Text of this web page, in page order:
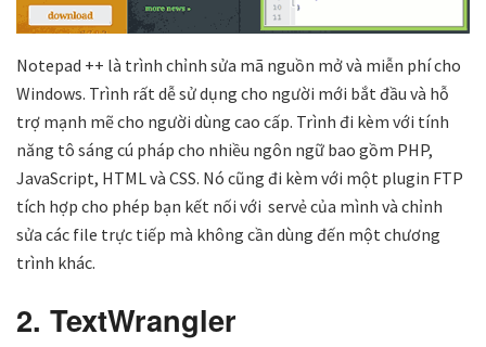
Notepad ++ là trình chỉnh sửa mã nguồn mở và miễn phí cho
Windows. Trình rất dễ sử dụng cho người mới bắt đầu và hỗ
trợ mạnh mẽ cho người dùng cao cấp. Trình đi kèm với tính
năng tô sáng cú pháp cho nhiều ngôn ngữ bao gồm PHP,
JavaScript, HTML và CSS. Nó cũng đi kèm với một plugin FTP
tích hợp cho phép bạn kết nối với servẻ của mình và chỉnh
sửa các file trực tiếp mà không cần dùng đến một chương
trình khác.
2. TextWrangler